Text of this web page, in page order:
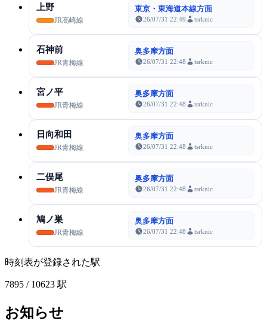
上野
JR高崎線
東京・東海道本線方面
26/07/31 22:49 tsrknic
石神前
JR青梅線
奥多摩方面
26/07/31 22:48 tsrknic
宮ノ平
JR青梅線
奥多摩方面
26/07/31 22:48 tsrknic
日向和田
JR青梅線
奥多摩方面
26/07/31 22:48 tsrknic
二俣尾
JR青梅線
奥多摩方面
26/07/31 22:48 tsrknic
鳩ノ巣
JR青梅線
奥多摩方面
26/07/31 22:48 tsrknic
時刻表が登録された駅
7895 / 10623 駅
お知らせ